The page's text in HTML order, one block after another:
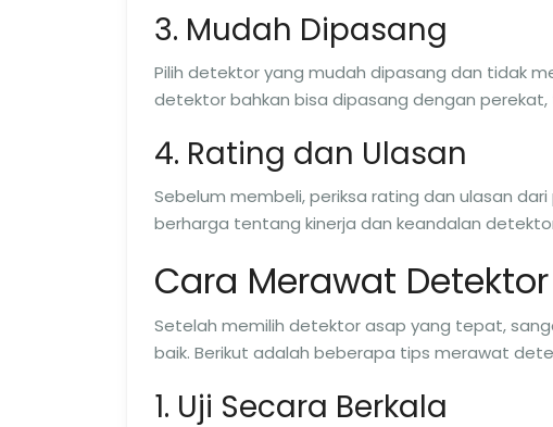
3. Mudah Dipasang
Pilih detektor yang mudah dipasang dan tidak
detektor bahkan bisa dipasang dengan
4. Rating dan Ulasan
Sebelum membeli, periksa rating dan ulasan
berharga tentang kinerja dan keandalan
Cara Merawat
Setelah memilih detektor asap yang tepat,
baik. Berikut adalah beberapa tips merawat
1. Uji Secara Berkala